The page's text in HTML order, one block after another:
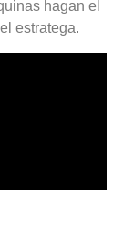
hagan el
estratega.